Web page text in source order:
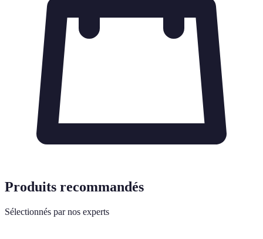
Produits recommandés
Sélectionnés par nos experts